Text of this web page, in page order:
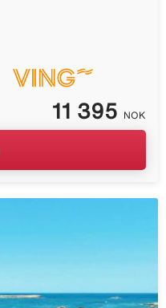
11 395 NOK